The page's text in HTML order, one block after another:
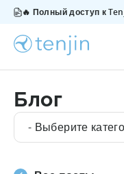
Блог
- Выберите